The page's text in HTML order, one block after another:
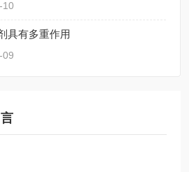
10
具有多重作用
09